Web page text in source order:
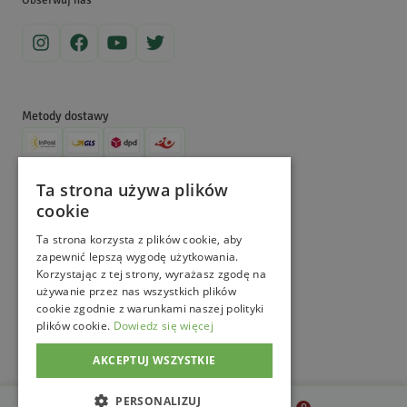
dzielimy się wiedzą na ich temat. Zajrzyj na nasz Magiczny Blogród,
MagicznyOgród
e-commerce platform by
Metody dostawy
Ta strona używa plików
cookie
Ta strona korzysta z plików cookie, aby
zapewnić lepszą wygodę użytkowania.
Korzystając z tej strony, wyrażasz zgodę na
używanie przez nas wszystkich plików
cookie zgodnie z warunkami naszej polityki
plików cookie. Dowiedz się więcej
AKCEPTUJ WSZYSTKIE
PERSONALIZUJ